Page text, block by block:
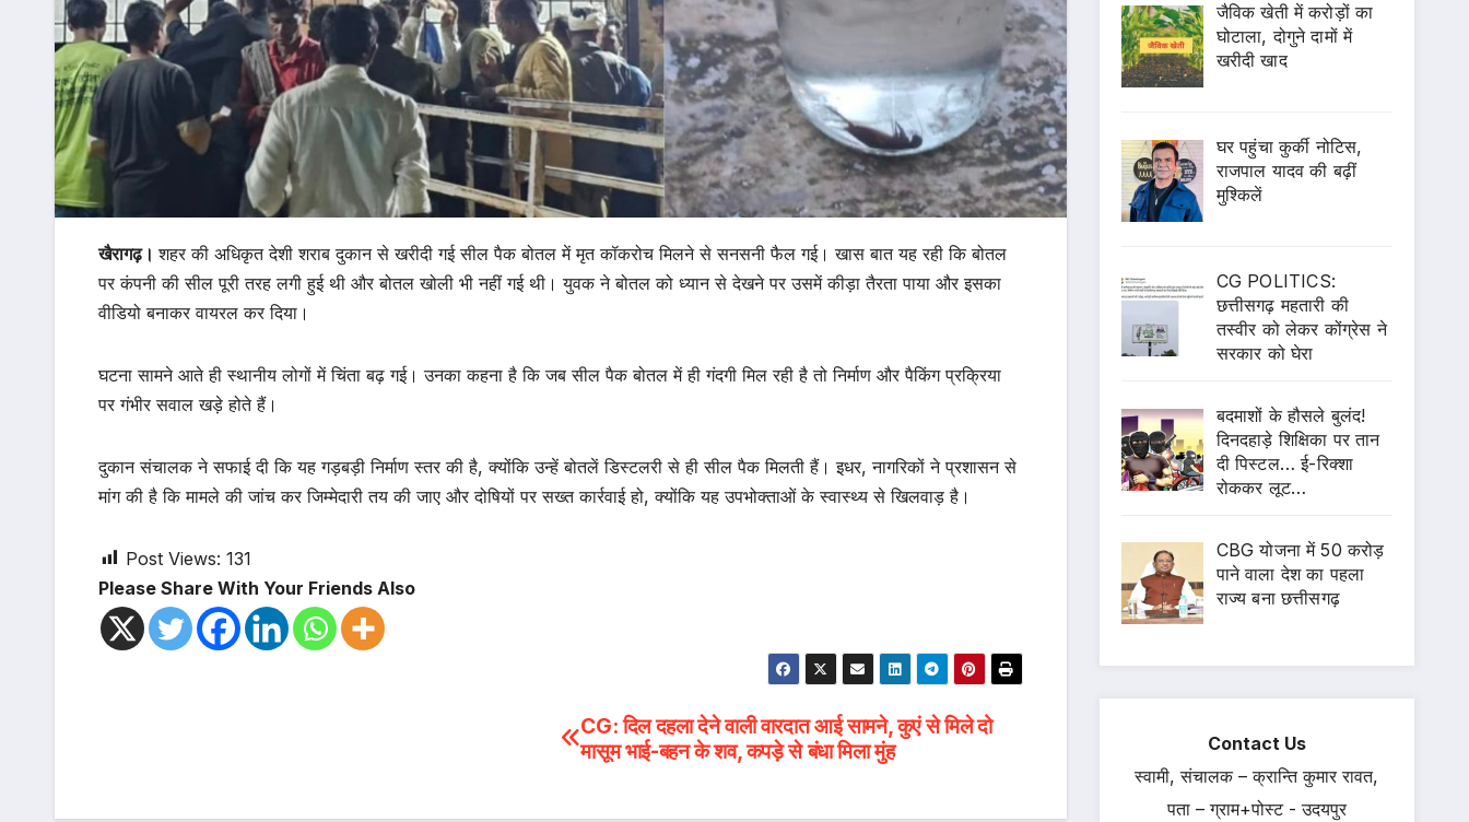
खैरागढ़।शहर की अधिकृत देशी शराब दुकान से खरीदी गई सील पैक बोतल में मृत कॉकरोच मिलने से सनसनी फैल गई। खास बात यह रही कि बोतल
पर कंपनी की सील पूरी तरह लगी हुई थी और बोतल खोली भी नहीं गई थी। युवक ने बोतल को ध्यान से देखने पर उसमें कीड़ा तैरता पाया और इसका
वीडियो बनाकर वायरल कर दिया।
घटना सामने आते ही स्थानीय लोगों में चिंता बढ़ गई। उनका कहना है कि जब सील पैक बोतल में ही गंदगी मिल रही है तो निर्माण और पैकिंग प्रक्रिया
पर गंभीर सवाल खड़े होते हैं।
दुकान संचालक ने सफाई दी कि यह गड़बड़ी निर्माण स्तर की है, क्योंकि उन्हें बोतलें डिस्टलरी से ही सील पैक मिलती हैं। इधर, नागरिकों ने प्रशासन से
मांग की है कि मामले की जांच कर जिम्मेदारी तय की जाए और दोषियों पर सख्त कार्रवाई हो, क्योंकि यह उपभोक्ताओं के स्वास्थ्य से खिलवाड़ है।
Post Views: 131
Please Share With Your Friends Also
CG: दिल दहला देने वाली वारदात आई सामने, कुएं से मिले दो
मासूम भाई-बहन के शव, कपड़े से बंधा मिला मुंह
जैविक खेती में करोड़ों का
घोटाला, दोगुने दामों में
खरीदी खाद
घर पहुंचा कुर्की नोटिस,
राजपाल यादव की बढ़ीं
मुश्किलें
CG POLITICS:
छत्तीसगढ़ महतारी की
तस्वीर को लेकर कोंग्रेस ने
सरकार को घेरा
बदमाशों के हौसले बुलंद!
दिनदहाड़े शिक्षिका पर तान
दी पिस्टल… ई-रिक्शा
रोककर लूट…
CBG योजना में 50 करोड़
पाने वाला देश का पहला
राज्य बना छत्तीसगढ़
Contact Us
स्वामी, संचालक – क्रान्ति कुमार रावत,
पता – ग्राम+पोस्ट - उदयपुर